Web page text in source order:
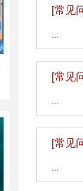
[常见
...
[常见
...
[常见
...